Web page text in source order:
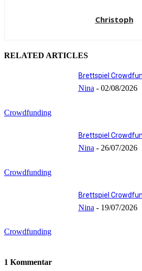
Christoph
RELATED ARTICLES
Crowdfunding
Brettspiel
Nina - 02/08/2026
Crowdfunding
Brettspiel
Nina - 26/07/2026
Crowdfunding
Brettspiel
Nina - 19/07/2026
1 Kommentar